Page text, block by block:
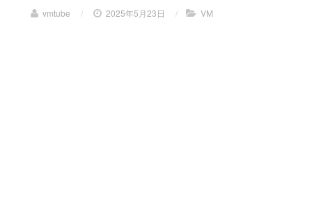
vmtube / 2025年5月23日 / VM